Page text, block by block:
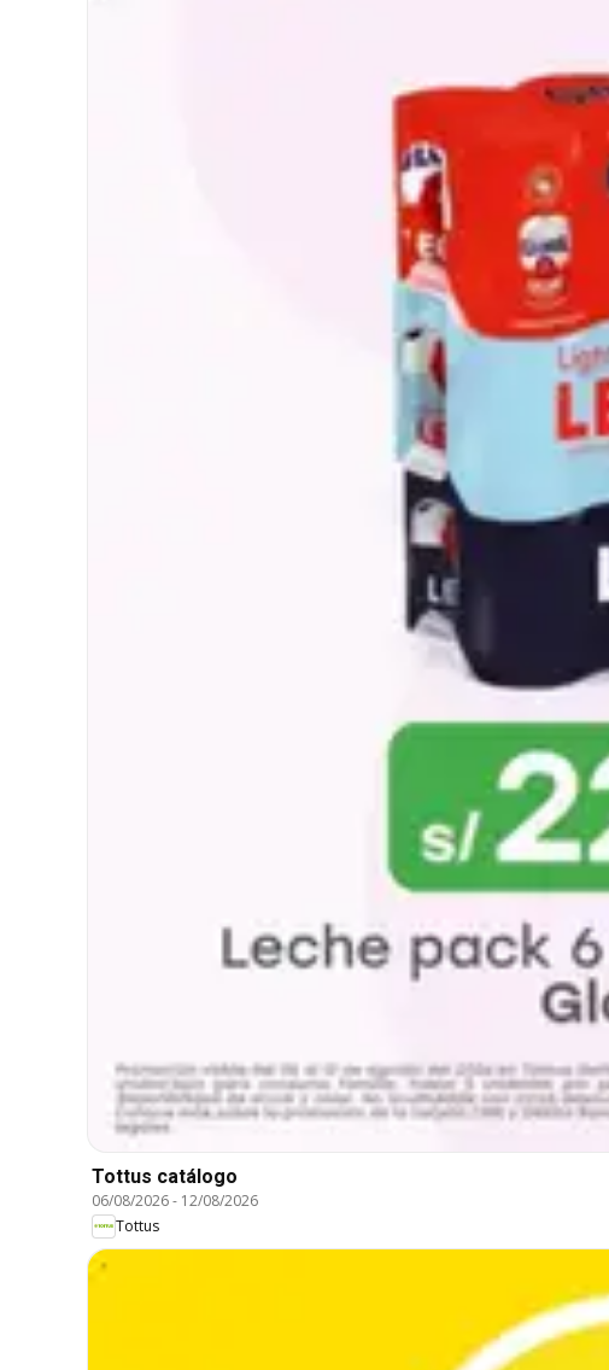
Tottus catálogo
06/08/2026- 12/08/2026
Tottus